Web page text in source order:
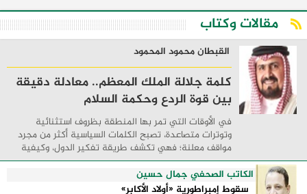
مقالات وكتاب
القبطان محمود المحمود
كلمة جلالة الملك المعظم.. معادلة دقيقة
بين قوة الردع وحكمة السلام
في الأوقات التي تمر بها المنطقة بظروف استثنائية
وتوترات متصاعدة، تصبح الكلمات السياسية أكثر من مجرد
مواقف معلنة؛ فهي تكشف طريقة تفكير الدول، وكيفية
إدارتها للأزمات، والحدود التي تفصل بين القوة ...
الكاتب الصحفي جمال حسين
سقوط إمبراطورية «أولاد الأكابر»